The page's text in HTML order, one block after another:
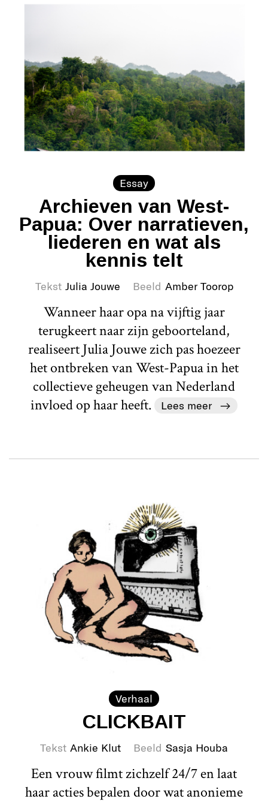
Essay
Archieven van West-
Papua: Over narratieven,
liederen en wat als
kennis telt
Tekst Julia Jouwe Beeld Amber Toorop
Wanneer haar opa na vijftig jaar
terugkeert naar zijn geboorteland,
realiseert Julia Jouwe zich pas hoezeer
het ontbreken van West-Papua in het
collectieve geheugen van Nederland
invloed op haar heeft.
Lees meer
Verhaal
CLICKBAIT
Tekst Ankie Klut Beeld Sasja Houba
Een vrouw filmt zichzelf 24/7 en laat
haar acties bepalen door wat anonieme